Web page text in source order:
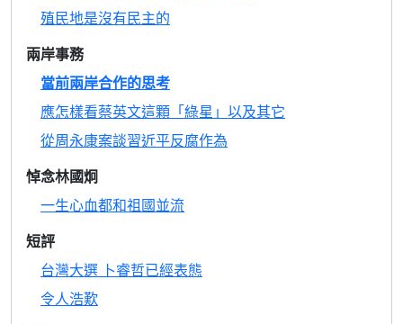
殖民地是沒有民主的
兩岸事務
當前兩岸合作的思考
應怎樣看蔡英文這顆「綠星」以及其它
從周永康案談習近平反腐作為
悼念林國炯
一生心血都和祖國並流
短評
台灣大選 卜睿哲已經表態
令人浩歎